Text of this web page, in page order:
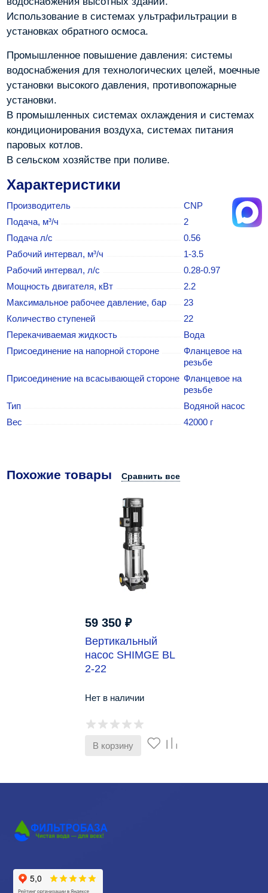
Использование в системах ультрафильтрации в
установках обратного осмоса.
Промышленное повышение давления: системы
водоснабжения для технологических целей, моечные
установки высокого давления, противопожарные
установки.
В промышленных системах охлаждения и системах
кондиционирования воздуха, системах питания
паровых котлов.
В сельском хозяйстве при поливе.
Характеристики
Производитель
CNP
Подача, м³/ч
2
Подача л/с
0.56
Рабочий интервал, м³/ч
1-3.5
Рабочий интервал, л/с
0.28-0.97
Мощность двигателя, кВт
2.2
Максимальное рабочее давление, бар
23
Количество ступеней
22
Перекачиваемая жидкость
Вода
Присоединение на напорной стороне
Фланцевое на
резьбе
Присоединение на всасывающей стороне Фланцевое на
резьбе
Тип
Водяной насос
Вес
42000 г
Похожие товары Сравнить все
59 350 ₽
Вертикальный
насос SHIMGE BL
2-22
Нет в наличии
В корзину